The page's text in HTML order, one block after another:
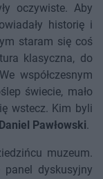
oczywiste. Aby
historię i
staram się coś
klasyczna, do
współczesnym
świecie, mało
wstecz. Kim byli
Daniel Pawłowski.
muzeum.
dyskusyjny